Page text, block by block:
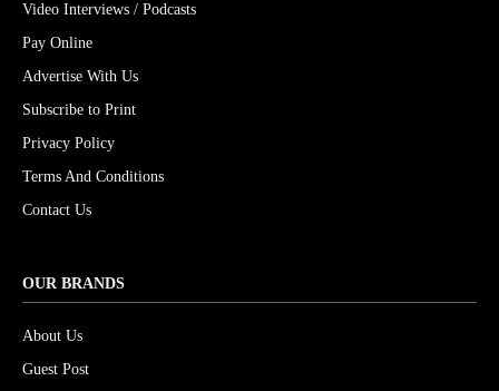
Video Interviews / Podcasts
Pay Online
Advertise With Us
Subscribe to Print
Privacy Policy
Terms And Conditions
Contact Us
OUR BRANDS
About Us
Guest Post